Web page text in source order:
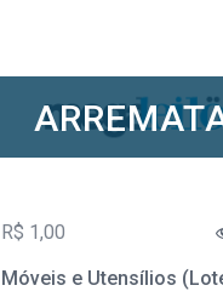
R$ 1,00
Móveis e Utensílios